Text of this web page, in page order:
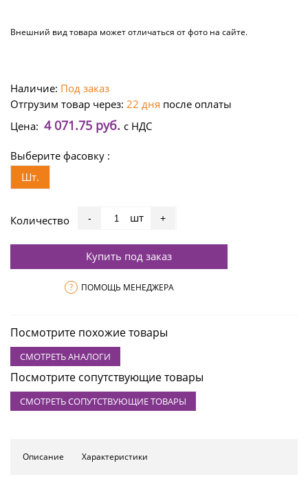
Внешний вид товара может отличаться от фото на сайте.
Наличие: Под заказ
Отгрузим товар через: 22 дня после оплаты
Цена: 4 071.75 руб. с НДС
Выберите фасовку :
Шт.
Количество - шт +
Купить под заказ
? ПОМОЩЬ МЕНЕДЖЕРА
Посмотрите похожие товары
СМОТРЕТЬ АНАЛОГИ
Посмотрите сопутствующие товары
СМОТРЕТЬ СОПУТСТВУЮЩИЕ ТОВАРЫ
Описание Характеристики